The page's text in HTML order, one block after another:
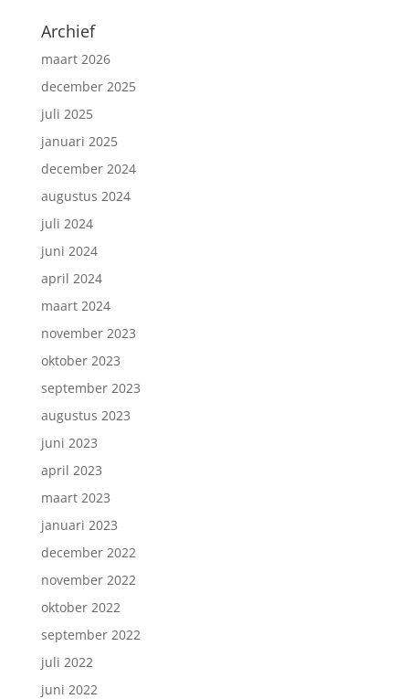
Archief
maart 2026
december 2025
juli 2025
januari 2025
december 2024
augustus 2024
juli 2024
juni 2024
april 2024
maart 2024
november 2023
oktober 2023
september 2023
augustus 2023
juni 2023
april 2023
maart 2023
januari 2023
december 2022
november 2022
oktober 2022
september 2022
juli 2022
juni 2022